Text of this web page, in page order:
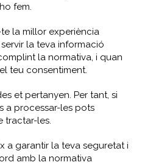
fem.
la millor experiència
la teva informació
la normativa, i quan
teu consentiment.
et pertanyen. Per tant, si
a processar-les pots
tractar-les.
a garantir la teva seguretat i
amb la normativa